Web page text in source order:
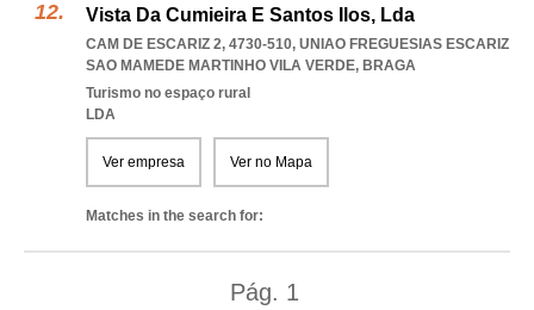
Vista Da Cumieira E Santos Ilos, Lda
CAM DE ESCARIZ 2, 4730-510, UNIAO FREGUESIAS ESCARIZ
SAO MAMEDE MARTINHO VILA VERDE, BRAGA
Turismo no espaço rural
LDA
Ver empresa Ver no Mapa
Matches in the search for:
Pág. 1